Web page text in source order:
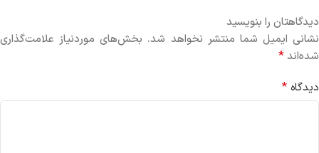
دیدگاهتان را بنویسید
نشانی ایمیل شما منتشر نخواهد شد. بخش‌های موردنیاز علامت‌گذاری
شده‌اند*
دیدگاه *